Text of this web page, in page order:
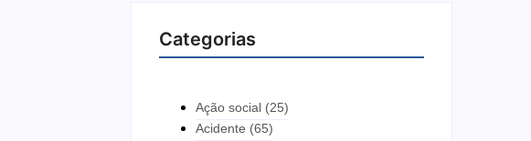
Categorias
Ação social (25)
Acidente (65)